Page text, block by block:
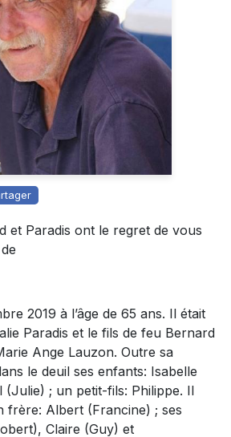
et Paradis ont le regret de vous
2019 à l’âge de 65 ans. Il était
Paradis et le fils de feu Bernard
Ange Lauzon. Outre sa
le deuil ses enfants: Isabelle
(Julie) ; un petit-fils: Philippe. Il
frère: Albert (Francine) ; ses
Claire (Guy) et